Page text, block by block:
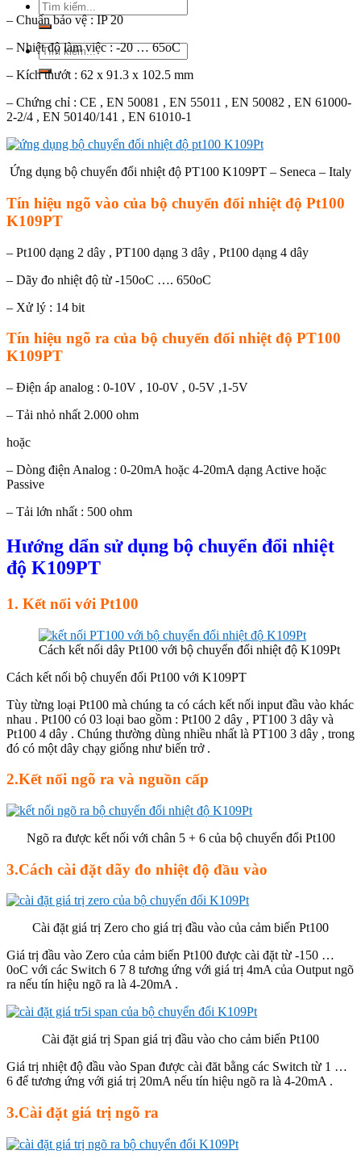
Tìm
kiếm:
Tìm
kiếm:
– Chuẩn bảo vệ : IP 20
– Nhiệt độ làm việc : -20 … 65oC
– Kích thướt : 62 x 91.3 x 102.5 mm
– Chứng chỉ : CE , EN 50081 , EN 55011 , EN 50082 , EN 61000-
2-2/4 , EN 50140/141 , EN 61010-1
Ứng dụng bộ chuyển đổi nhiệt độ PT100 K109PT – Seneca – Italy
Tín hiệu ngõ vào của bộ chuyển đổi nhiệt độ Pt100
K109PT
– Pt100 dạng 2 dây , PT100 dạng 3 dây , Pt100 dạng 4 dây
– Dãy đo nhiệt độ từ -150oC …. 650oC
– Xử lý : 14 bit
Tín hiệu ngõ ra của bộ chuyển đổi nhiệt độ PT100
K109PT
– Điện áp analog : 0-10V , 10-0V , 0-5V ,1-5V
– Tải nhỏ nhất 2.000 ohm
hoặc
– Dòng điện Analog : 0-20mA hoặc 4-20mA dạng Active hoặc
Passive
– Tải lớn nhất : 500 ohm
Hướng dẩn sử dụng bộ chuyển đổi nhiệt
độ K109PT
1. Kết nối với Pt100
Cách kết nối dây Pt100 với bộ chuyển đổi nhiệt độ K109Pt
Cách kết nối bộ chuyển đổi Pt100 với K109PT
Tùy từng loại Pt100 mà chúng ta có cách kết nối input đầu vào khác
nhau . Pt100 có 03 loại bao gồm : Pt100 2 dây , PT100 3 dây và
Pt100 4 dây . Chúng thường dùng nhiều nhất là PT100 3 dây , trong
đó có một dây chạy giống như biến trở .
2.Kết nối ngõ ra và nguồn cấp
Ngõ ra được kết nối với chân 5 + 6 của bộ chuyển đổi Pt100
3.Cách cài đặt dãy đo nhiệt độ đầu vào
Cài đặt giá trị Zero cho giá trị đầu vào của cảm biến Pt100
Giá trị đầu vào Zero của cảm biến Pt100 được cài đặt từ -150 …
0oC với các Switch 6 7 8 tương ứng với giá trị 4mA của Output ngõ
ra nếu tín hiệu ngõ ra là 4-20mA .
Cài đặt giá trị Span giá trị đầu vào cho cảm biến Pt100
Giá trị nhiệt độ đầu vào Span được cài đăt bằng các Switch từ 1 …
6 để tương ứng với giá trị 20mA nếu tín hiệu ngõ ra là 4-20mA .
3.Cài đặt giá trị ngõ ra